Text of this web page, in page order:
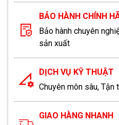
BẢO HÀNH CHÍNH
Bảo hành chuyên
sản xuất
DỊCH VỤ KỸ THUẬT
Chuyên môn sâu, Tận
GIAO HÀNG NHANH